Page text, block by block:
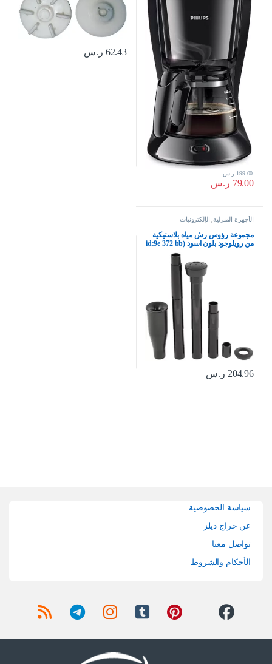
79.00 ر.س
199.00 ر.س
62.43 ر.س
الأجهزة المنزلية, الإلكترونيات
مجموعة رؤوس رش مياه بلاستيكية
من رويلوجود بلون اسود (id:9e 372 bb
204.96 ر.س
سياسة الخصوصية
عن حراج ديلز
تواصل معنا
الأحكام والشروط